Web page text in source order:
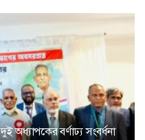
অধ্যাপকের বর্ণাঢ্য সংবর্ধনা